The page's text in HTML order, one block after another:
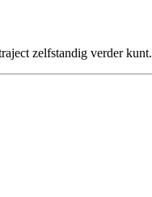
zelfstandig verder kunt.